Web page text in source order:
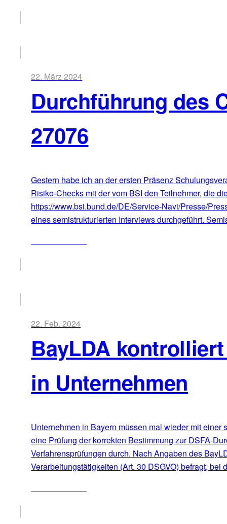
22. März 2024
Durchführung des
27076
Gestern habe ich an der ersten Präsenz
Risiko-Checks mit der vom BSI den Teilnehmer, die
https://www.bsi.bund.de/DE/Service-Navi/Presse/
eines semistrukturierten Interviews durchgeführt.
22. Feb. 2024
BayLDA
in Unternehmen
Unternehmen in Bayern müssen mal wieder mit
eine Prüfung der korrekten Bestimmung zur DSFA-
Verfahrensprüfungen durch. Nach Angaben des
Verarbeitungstätigkeiten (Art. 30 DSGVO) befragt,